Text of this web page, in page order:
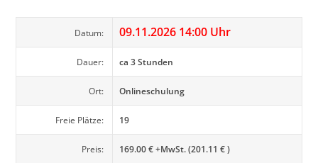
Datum: 09.11.2026 14:00 Uhr
Dauer: ca 3 Stunden
Ort: Onlineschulung
Freie Plätze: 19
Preis: 169.00 € +MwSt. (201.11 € )